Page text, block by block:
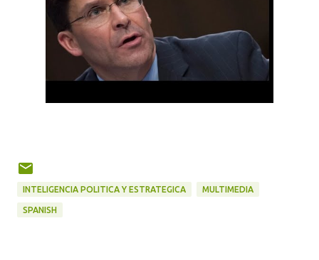
INTELIGENCIA POLITICA Y ESTRATEGICA MULTIMEDIA
SPANISH